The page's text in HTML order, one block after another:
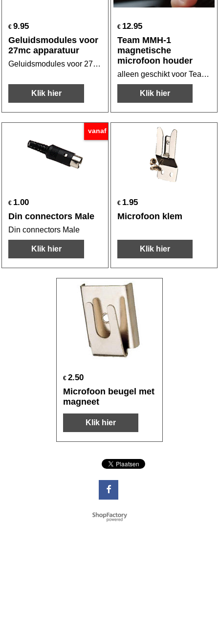
€ 9.95
Geluidsmodules voor
27mc apparatuur
Geluidsmodules voor 27mc apparatuur
Klik hier
€ 12.95
Team MMH-1
magnetische
microfoon houder
alleen geschikt voor Team en Albrecht VOX microfoons
Klik hier
vanaf
€ 1.00
Din connectors Male
Din connectors Male
Klik hier
€ 1.95
Microfoon klem
Klik hier
€ 2.50
Microfoon beugel met
magneet
Klik hier
Webwinkel gemaakt met
ShopFactory webwinkel